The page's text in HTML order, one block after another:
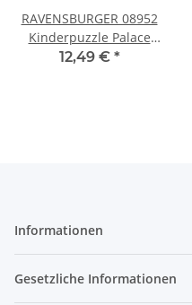
RAVENSBURGER 08952
Kinderpuzzle Palace
Pets Beste Freunde der
12,49 € *
Informationen
Gesetzliche Informationen